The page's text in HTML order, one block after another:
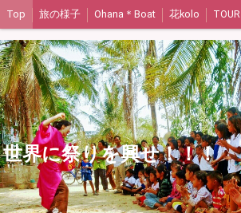
Top 旅の様子 Ohana＊Boat 花kolo TOUR
旅作り
世界に祭りを興せ！！！